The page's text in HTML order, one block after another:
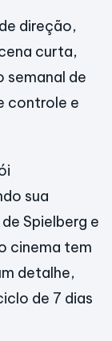
direção,
curta,
semanal de
controle e
sua
Spielberg e
cinema tem
detalhe,
de 7 dias